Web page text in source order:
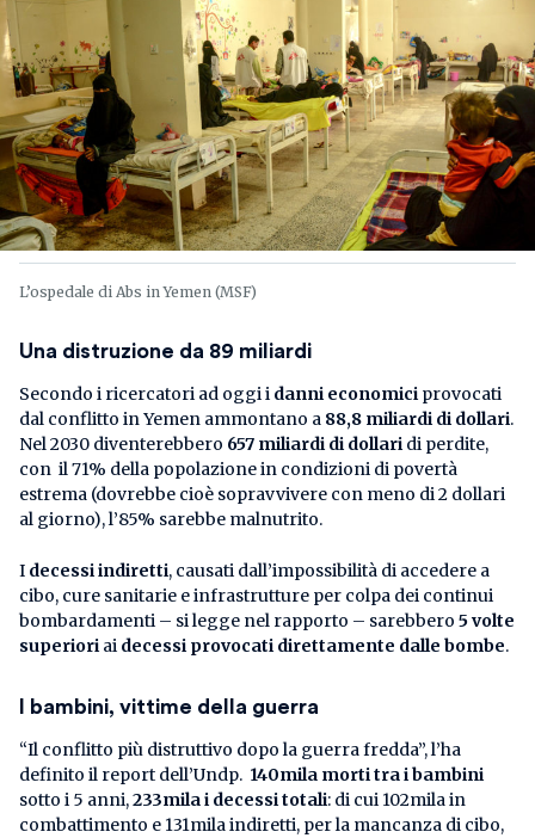
L’ospedale di Abs in Yemen (MSF)
Una distruzione da 89 miliardi
Secondo i ricercatori ad oggi i danni economici provocati
dal conflitto in Yemen ammontano a 88,8 miliardi di dollari.
Nel 2030 diventerebbero 657 miliardi di dollari di perdite,
con il 71% della popolazione in condizioni di povertà
estrema (dovrebbe cioè sopravvivere con meno di 2 dollari
al giorno), l’85% sarebbe malnutrito.
I decessi indiretti, causati dall’impossibilità di accedere a
cibo, cure sanitarie e infrastrutture per colpa dei continui
bombardamenti – si legge nel rapporto – sarebbero 5 volte
superiori ai decessi provocati direttamente dalle bombe.
I bambini, vittime della guerra
“Il conflitto più distruttivo dopo la guerra fredda”, l’ha
definito il report dell’Undp. 140mila morti tra i bambini
sotto i 5 anni,233mila i decessi totali: di cui 102mila in
combattimento e 131mila indiretti, per la mancanza di cibo,